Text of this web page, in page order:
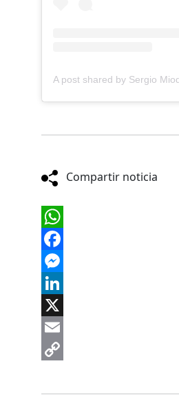
Compartir noticia
WhatsApp
Facebook
Messenger
LinkedIn
X
Email
Link